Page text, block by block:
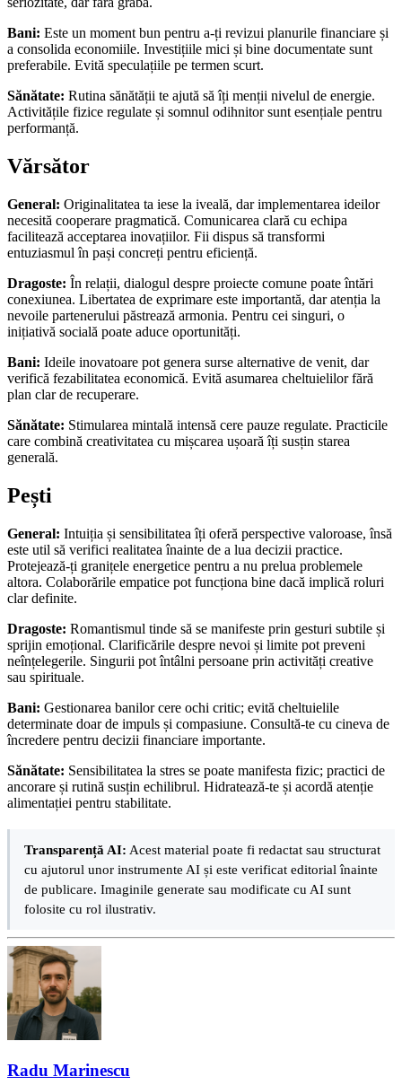
Bani: Este un moment bun pentru a-ți revizui planurile financiare și
a consolida economiile. Investițiile mici și bine documentate sunt
preferabile. Evită speculațiile pe termen scurt.
Sănătate: Rutina sănătății te ajută să îți menții nivelul de energie.
Activitățile fizice regulate și somnul odihnitor sunt esențiale pentru
performanță.
Vărsător
General: Originalitatea ta iese la iveală, dar implementarea ideilor
necesită cooperare pragmatică. Comunicarea clară cu echipa
facilitează acceptarea inovațiilor. Fii dispus să transformi
entuziasmul în pași concreți pentru eficiență.
Dragoste: În relații, dialogul despre proiecte comune poate întări
conexiunea. Libertatea de exprimare este importantă, dar atenția la
nevoile partenerului păstrează armonia. Pentru cei singuri, o
inițiativă socială poate aduce oportunități.
Bani: Ideile inovatoare pot genera surse alternative de venit, dar
verifică fezabilitatea economică. Evită asumarea cheltuielilor fără
plan clar de recuperare.
Sănătate: Stimularea mintală intensă cere pauze regulate. Practicile
care combină creativitatea cu mișcarea ușoară îți susțin starea
generală.
Pești
General: Intuiția și sensibilitatea îți oferă perspective valoroase, însă
este util să verifici realitatea înainte de a lua decizii practice.
Protejează-ți granițele energetice pentru a nu prelua problemele
altora. Colaborările empatice pot funcționa bine dacă implică roluri
clar definite.
Dragoste: Romantismul tinde să se manifeste prin gesturi subtile și
sprijin emoțional. Clarificările despre nevoi și limite pot preveni
neînțelegerile. Singurii pot întâlni persoane prin activități creative
sau spirituale.
Bani: Gestionarea banilor cere ochi critic; evită cheltuielile
determinate doar de impuls și compasiune. Consultă-te cu cineva de
încredere pentru decizii financiare importante.
Sănătate: Sensibilitatea la stres se poate manifesta fizic; practici de
ancorare și rutină susțin echilibrul. Hidratează-te și acordă atenție
alimentației pentru stabilitate.
Transparență AI: Acest material poate fi redactat sau structurat
cu ajutorul unor instrumente AI și este verificat editorial înainte
de publicare. Imaginile generate sau modificate cu AI sunt
folosite cu rol ilustrativ.
Radu Marinescu